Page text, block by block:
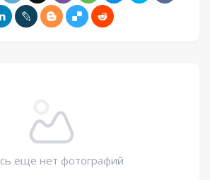
еще нет фотографий